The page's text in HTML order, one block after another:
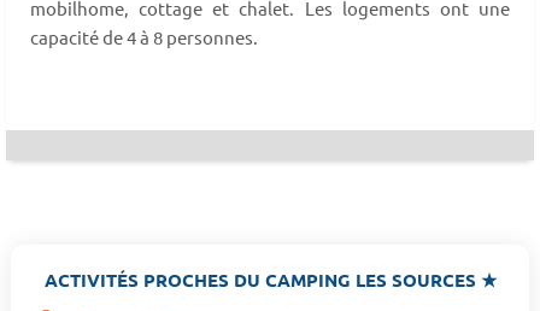
mobilhome, cottage et chalet. Les logements ont une
capacité de 4 à 8 personnes.
ACTIVITÉS PROCHES DU CAMPING LES SOURCES ★